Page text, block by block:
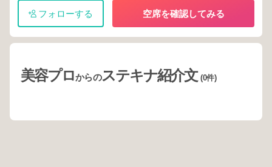
フォローする 空席を確認してみる
美容プロからのステキナ紹介文(0件)